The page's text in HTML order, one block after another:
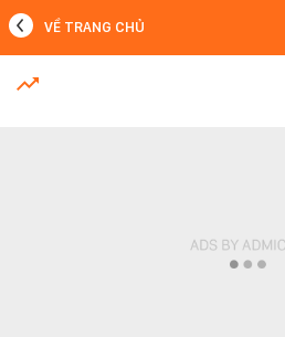
MỚI NHẤT
VỀ TRANG CHỦ